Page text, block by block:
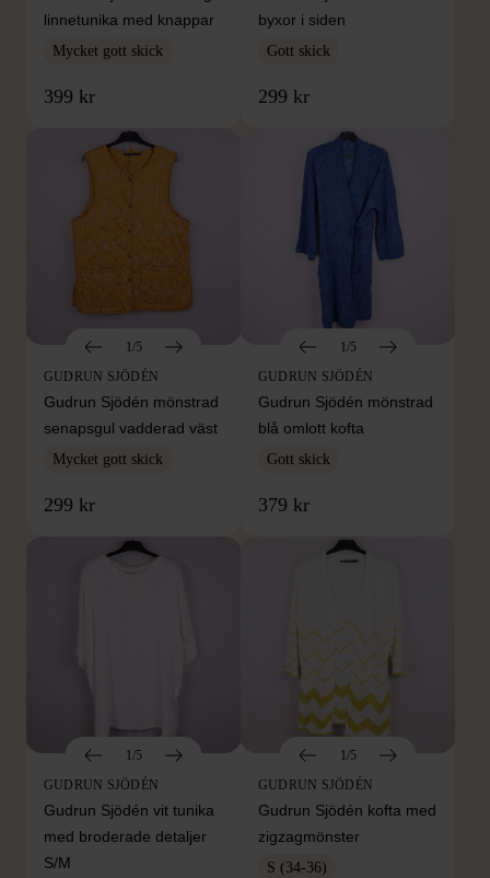
linnetunika med knappar
Mycket gott skick
399 kr
byxor i siden
Gott skick
299 kr
1/5
GUDRUN SJÖDÉN
Gudrun Sjödén mönstrad
senapsgul vadderad väst
Mycket gott skick
299 kr
1/5
GUDRUN SJÖDÉN
Gudrun Sjödén mönstrad
blå omlott kofta
Gott skick
379 kr
1/5
GUDRUN SJÖDÉN
Gudrun Sjödén vit tunika
med broderade detaljer
S/M
1/5
GUDRUN SJÖDÉN
Gudrun Sjödén kofta med
zigzagmönster
S (34-36)